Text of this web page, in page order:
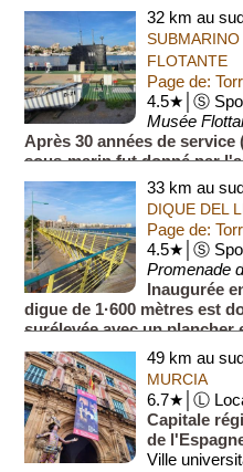
32 km au
FLOTANTE
Page de:
4.5★│Ⓢ
Musée
Après 30 années de service
sous-marin fut donné par
Torrevieja afin de le33 km au
DIQUE DEL
Page de:
4.5★│Ⓢ
Promenade
Inaugurée
digue de 1·600 mètres est
surélevée avec un plancher
très agréable, puisqu'elle
49 km au
MURCIA
6.7★│Ⓛ
Capitale
de
Ville